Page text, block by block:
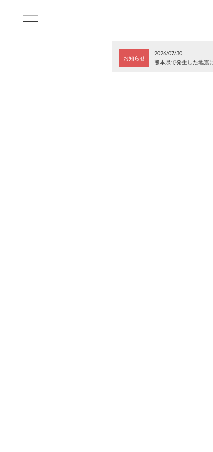
お知らせ
2026/07/30
熊本県で発生した地震